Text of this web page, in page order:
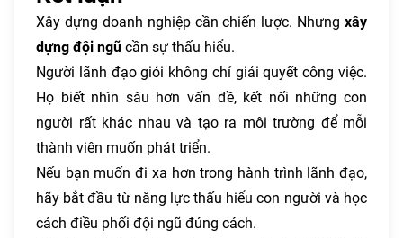
Xây dựng doanh nghiệp cần chiến lược. Nhưng xây
dựng đội ngũ cần sự thấu hiểu.
Người lãnh đạo giỏi không chỉ giải quyết công việc.
Họ biết nhìn sâu hơn vấn đề, kết nối những con
người rất khác nhau và tạo ra môi trường để mỗi
thành viên muốn phát triển.
Nếu bạn muốn đi xa hơn trong hành trình lãnh đạo,
hãy bắt đầu từ năng lực thấu hiểu con người và học
cách điều phối đội ngũ đúng cách.